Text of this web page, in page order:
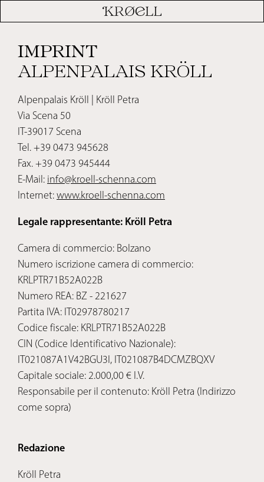
IMPRINT
ALPENPALAIS KRÖLL
Alpenpalais Kröll | Kröll Petra
Via Scena 50
IT-39017 Scena
Tel. +39 0473 945628
Fax. +39 0473 945444
E-Mail: info@kroell-schenna.com
Internet:www.kroell-schenna.com
Legale rappresentante: Kröll Petra
Camera di commercio: Bolzano
Numero iscrizione camera di commercio:
KRLPTR71B52A022B
Numero REA: BZ - 221627
Partita IVA: IT02978780217
Codice fiscale: KRLPTR71B52A022B
CIN (Codice Identificativo Nazionale):
IT021087A1V42BGU3I, IT021087B4DCMZBQXV
Capitale sociale: 2.000,00 € I.V.
Responsabile per il contenuto: Kröll Petra (Indirizzo
come sopra)
Redazione
Kröll Petra